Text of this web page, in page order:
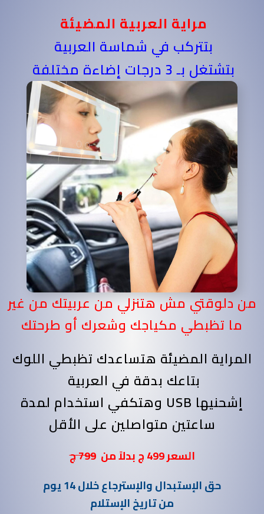
مراية العربية المضيئة
بتتركب في شماسة العربية
بتشتغل بـ 3 درجات إضاءة مختلفة
من دلوقتي مش هتنزلي من عربيتك من غير
ما تظبطي مكياجك وشعرك أو طرحتك
المراية المضيئة هتساعدك تظبطي اللوك
بتاعك بدقة في العربية
إشحنيها USB وهتكفي استخدام لمدة
ساعتين متواصلين على الأقل
السعر 499 ج بدلاً من 799ج
حق الإستبدال والإسترجاع خلال 14 يوم
من تاريخ الإستلام